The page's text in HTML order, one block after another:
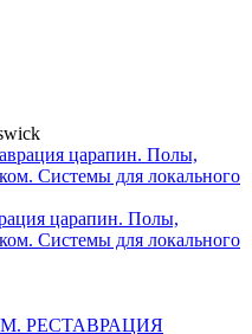
царапин. Полы,
Системы для локального